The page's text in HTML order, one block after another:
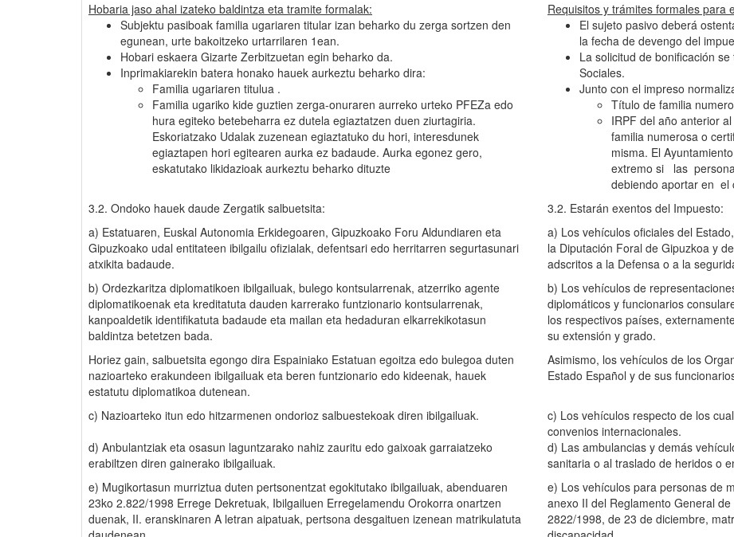
Hobaria jaso ahal izateko baldintza eta tramite formalak:
Subjektu pasiboak familia ugariaren titular izan beharko du zerga sortzen den
egunean, urte bakoitzeko urtarrilaren 1ean.
Hobari eskaera Gizarte Zerbitzuetan egin beharko da.
Inprimakiarekin batera honako hauek aurkeztu beharko dira:
Familia ugariaren titulua .
Familia ugariko kide guztien zerga-onuraren aurreko urteko PFEZa edo
hura egiteko betebeharra ez dutela egiaztatzen duen ziurtagiria.
Eskoriatzako Udalak zuzenean egiaztatuko du hori, interesdunek
egiaztapen hori egitearen aurka ez badaude. Aurka egonez gero,
eskatutako likidazioak aurkeztu beharko dituzte
Requisitos y trámites formales para
El sujeto pasivo deberá
la fecha de devengo del
La solicitud de bonificación
Sociales.
Junto con el impreso
Título de familia
IRPF del año anterior
familia numerosa o
misma. El
extremo si las
debiendo aportar en el
3.2. Ondoko hauek daude Zergatik salbuetsita:
3.2. Estarán exentos del Impuesto:
a) Estatuaren, Euskal Autonomia Erkidegoaren, Gipuzkoako Foru Aldundiaren eta
Gipuzkoako udal entitateen ibilgailu ofizialak, defentsari edo herritarren segurtasunari
atxikita badaude.
a) Los vehículos oficiales del
la Diputación Foral de Gipuzkoa y
adscritos a la Defensa o a la
b) Ordezkaritza diplomatikoen ibilgailuak, bulego kontsularrenak, atzerriko agente
diplomatikoenak eta kreditatuta dauden karrerako funtzionario kontsularrenak,
kanpoaldetik identifikatuta badaude eta mailan eta hedaduran elkarrekikotasun
baldintza betetzen bada.
b) Los vehículos de
diplomáticos y funcionarios
los respectivos países,
su extensión y grado.
Horiez gain, salbuetsita egongo dira Espainiako Estatuan egoitza edo bulegoa duten
nazioarteko erakundeen ibilgailuak eta beren funtzionario edo kideenak, hauek
estatutu diplomatikoa dutenean.
Asimismo, los vehículos de los
Estado Español y de sus
c) Nazioarteko itun edo hitzarmenen ondorioz salbuestekoak diren ibilgailuak.
c) Los vehículos respecto de los
convenios internacionales.
d) Anbulantziak eta osasun laguntzarako nahiz zauritu edo gaixoak garraiatzeko
erabiltzen diren gainerako ibilgailuak.
d) Las ambulancias y demás
sanitaria o al traslado de heridos o
e) Mugikortasun murriztua duten pertsonentzat egokitutako ibilgailuak, abenduaren
23ko 2.822/1998 Errege Dekretuak, Ibilgailuen Erregelamendu Orokorra onartzen
duenak, II. eranskinaren A letran aipatuak, pertsona desgaituen izenean matrikulatuta
e) Los vehículos para personas de
anexo II del Reglamento General
2822/1998, de 23 de diciembre,